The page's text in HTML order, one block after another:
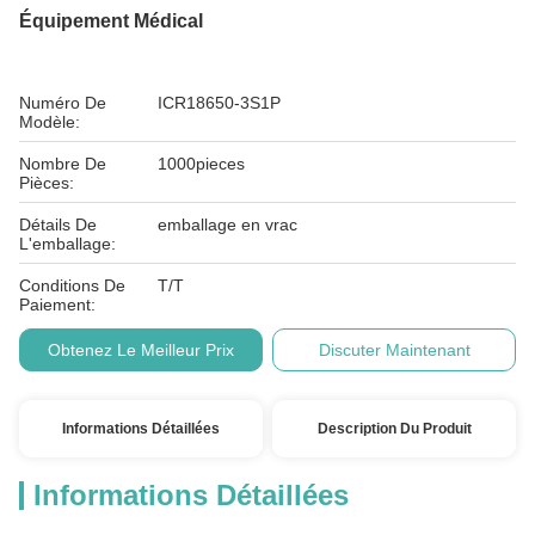
Équipement Médical
Numéro De
Modèle:
ICR18650-3S1P
Nombre De
Pièces:
1000pieces
Détails De
L'emballage:
emballage en vrac
Conditions De
Paiement:
T/T
Obtenez Le Meilleur Prix Discuter Maintenant
Informations Détaillées Description Du Produit
Informations Détaillées